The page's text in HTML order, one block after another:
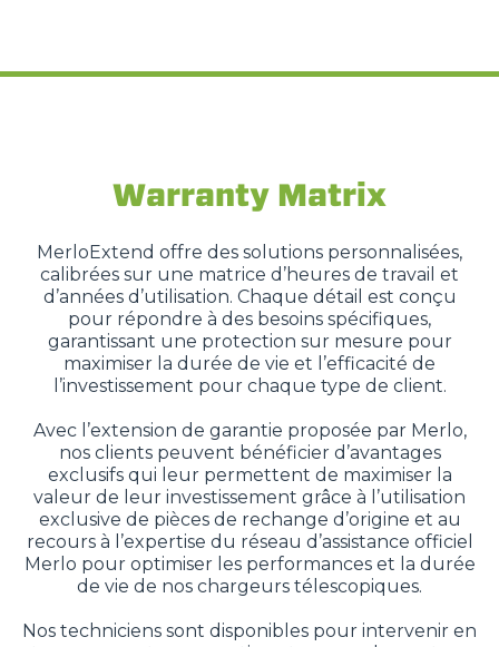
Warranty Matrix
MerloExtend offre des solutions personnalisées,
calibrées sur une matrice d’heures de travail et
d’années d’utilisation. Chaque détail est conçu
pour répondre à des besoins spécifiques,
garantissant une protection sur mesure pour
maximiser la durée de vie et l’efficacité de
l’investissement pour chaque type de client.
Avec l’extension de garantie proposée par Merlo,
nos clients peuvent bénéficier d’avantages
exclusifs qui leur permettent de maximiser la
valeur de leur investissement grâce à l’utilisation
exclusive de pièces de rechange d’origine et au
recours à l’expertise du réseau d’assistance officiel
Merlo pour optimiser les performances et la durée
de vie de nos chargeurs télescopiques.
Nos techniciens sont disponibles pour intervenir en